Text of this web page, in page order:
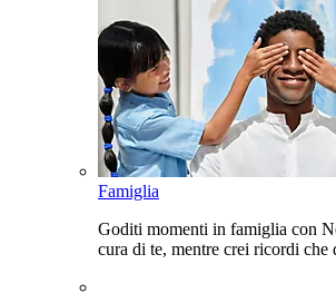
Famiglia
Goditi momenti in famiglia con
cura di te, mentre crei ricordi che